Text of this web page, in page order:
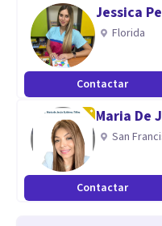
Jessica
Florida
Contactar
Maria De
San
Contactar